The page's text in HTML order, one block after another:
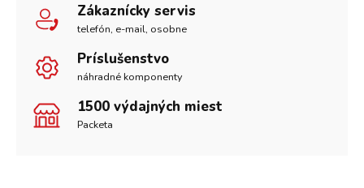
Zákaznícky servis
telefón, e-mail, osobne
Príslušenstvo
náhradné komponenty
1500 výdajných miest
Packeta